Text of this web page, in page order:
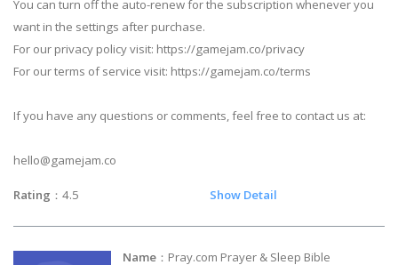
You can turn off the auto-renew for the subscription whenever you
want in the settings after purchase.
For our privacy policy visit: https://gamejam.co/privacy
For our terms of service visit: https://gamejam.co/terms
If you have any questions or comments, feel free to contact us at:
hello@gamejam.co
Rating ：4.5 Show Detail
Name ：Pray.com Prayer & Sleep Bible